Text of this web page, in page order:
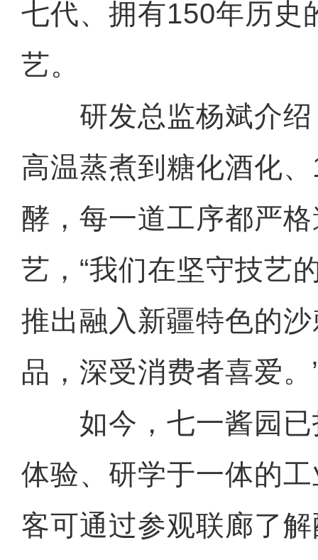
七代、拥有150年历史
艺。
研发总监杨斌介绍
高温蒸煮到糖化酒化
酵，每一道工序都严
艺，“我们在坚守技艺
推出融入新疆特色的
品，深受消费者喜爱。
如今，七一酱园已
体验、研学于一体的
客可通过参观联廊了